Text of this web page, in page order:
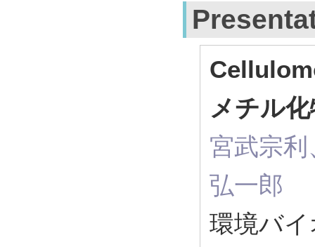
メチル
宮武宗
弘一郎
環境バ